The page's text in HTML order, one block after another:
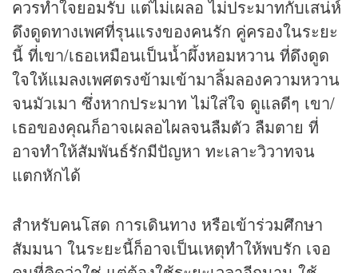
ควรทำใจยอมรับ แต่ไม่เผลอ ไม่ประมาทกับเสน่ห์
ดึงดูดทางเพศที่รุนแรงของคนรัก คู่ครองในระยะ
นี้ ที่เขา/เธอเหมือนเป็นน้ำผึ้งหอมหวาน ที่ดึงดูด
ใจให้แมลงเพศตรงข้ามเข้ามาลิ้มลองความหวาน
จนมัวเมา ซึ่งหากประมาท ไม่ใส่ใจ ดูแลดีๆ เขา/
เธอของคุณก็อาจเผลอไผลจนลืมตัว ลืมตาย ที่
อาจทำให้สัมพันธ์รักมีปัญหา ทะเลาะวิวาทจน
แตกหักได้
สำหรับคนโสด การเดินทาง หรือเข้าร่วมศึกษา
สัมมนา ในระยะนี้ก็อาจเป็นเหตุทำให้พบรัก เจอ